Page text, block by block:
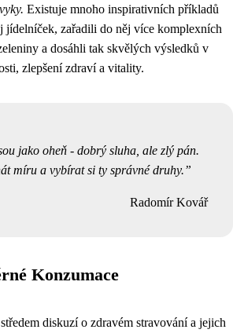
Existuje mnoho inspirativních příkladů
jídelníček, zařadili do něj více komplexních
a dosáhli tak skvělých výsledků v
zlepšení zdraví a vitality.
jako oheň - dobrý sluha, ale zlý pán.
míru a vybírat si ty správné druhy.
Radomír Kovář
Konzumace
diskuzí o zdravém stravování a jejich